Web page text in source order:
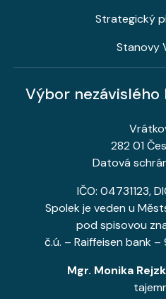
Strategický
Stanovy
Výbor nezávislého
282 01
Datová
IČO: 04731123,
Spolek je veden u
pod spisovou
č.ú. – Raiffeisen bank
Mgr. Monika